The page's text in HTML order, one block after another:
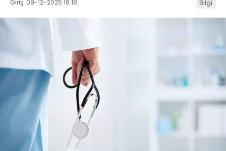
Giriş: 09-12-2025 16:18 Bilgi